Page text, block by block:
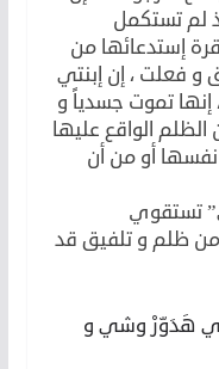
لم تستكمل
إستدعائها من
و فعلت ، إن إبنتي
تموت جسدياً و
الواقع عليها
أو من أن
تستقوي
من ظلم و تلفيق قد
هَدَوّرْ وشي و